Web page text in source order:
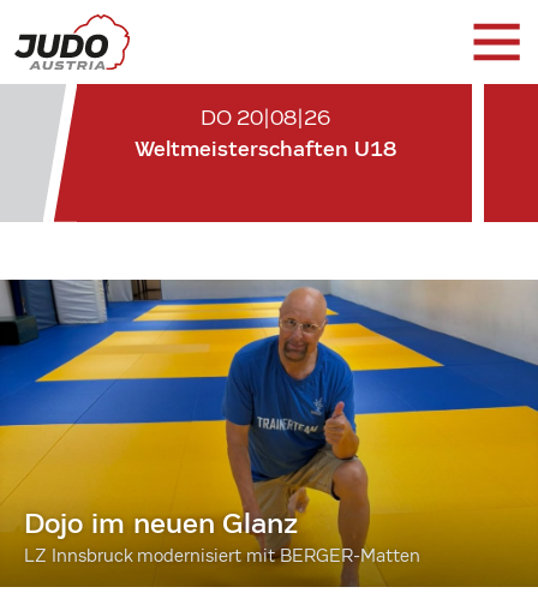
DO 20|08|26
Weltmeisterschaften U18
Dojo im neuen Glanz
LZ Innsbruck modernisiert mit BERGER-Matten